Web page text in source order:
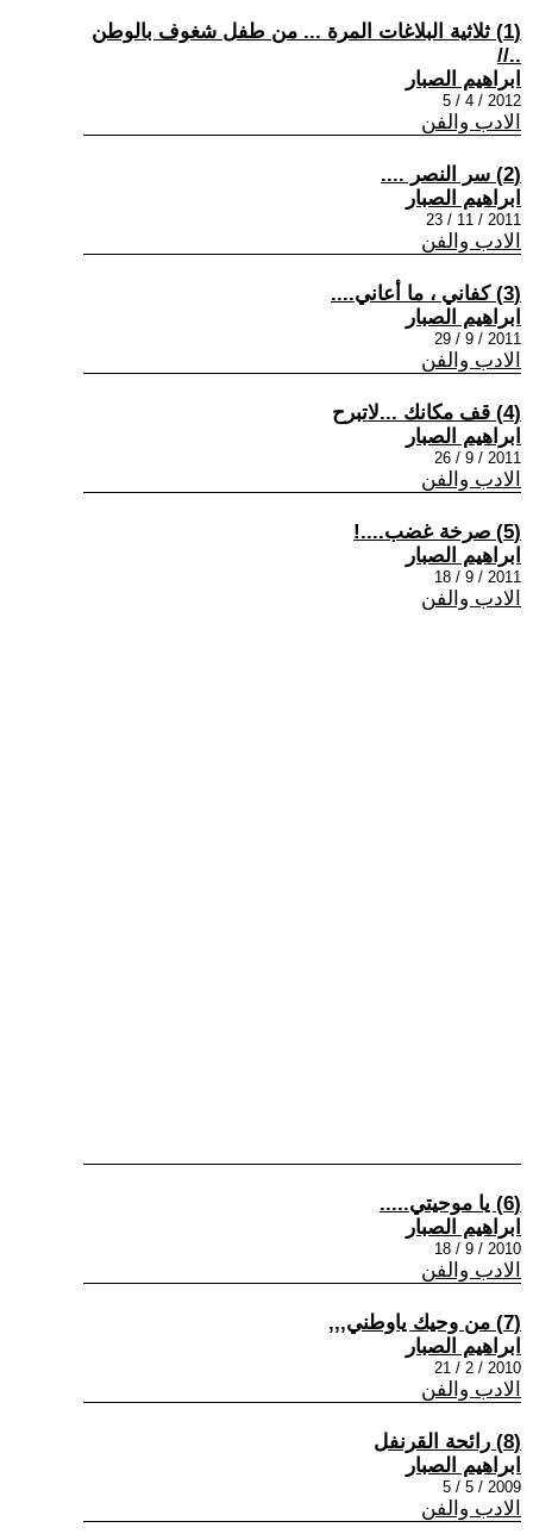
(1) ثلاثية البلاغات المرة ... من طفل شغوف بالوطن
..//
ابراهيم الصبار
2012 / 4 / 5
الادب والفن
(2) سر النصر ....
ابراهيم الصبار
2011 / 11 / 23
الادب والفن
(3) كفاني ، ما أعاني....
ابراهيم الصبار
2011 / 9 / 29
الادب والفن
(4) قف مكانك ...لاتبرح
ابراهيم الصبار
2011 / 9 / 26
الادب والفن
(5) صرخة غضب....!
ابراهيم الصبار
2011 / 9 / 18
الادب والفن
(6) يا موحيتي.....
ابراهيم الصبار
2010 / 9 / 18
الادب والفن
(7) من وحيك ياوطني,,,
ابراهيم الصبار
2010 / 2 / 21
الادب والفن
(8) رائحة القرنفل
ابراهيم الصبار
2009 / 5 / 5
الادب والفن